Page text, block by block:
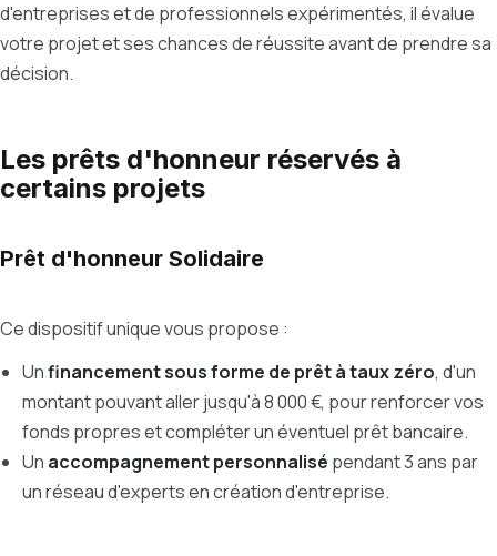
d'entreprises et de professionnels expérimentés, il évalue
votre projet et ses chances de réussite avant de prendre sa
décision.
Les prêts d'honneur réservés à
certains projets
Prêt d'honneur Solidaire
Ce dispositif unique vous propose :
Unfinancement sous forme de prêt à taux zéro, d'un
montant pouvant aller jusqu'à 8 000 €, pour renforcer vos
fonds propres et compléter un éventuel prêt bancaire.
Un accompagnement personnalisé pendant 3 ans par
un réseau d'experts en création d'entreprise.